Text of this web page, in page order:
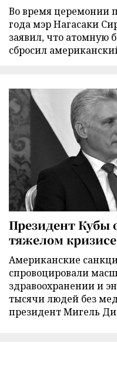
Во время церемонии
года мэр Нагасаки
заявил, что атомную
сбросил
Президент
тяжелом
Американские
спровоцировали
здравоохранении и
тысячи людей без
президент Мигель